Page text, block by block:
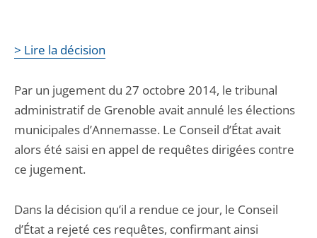
> Lire la décision
Par un jugement du 27 octobre 2014, le tribunal
administratif de Grenoble avait annulé les élections
municipales d’Annemasse. Le Conseil d’État avait
alors été saisi en appel de requêtes dirigées contre
ce jugement.
Dans la décision qu’il a rendue ce jour, le Conseil
d’État a rejeté ces requêtes, confirmant ainsi